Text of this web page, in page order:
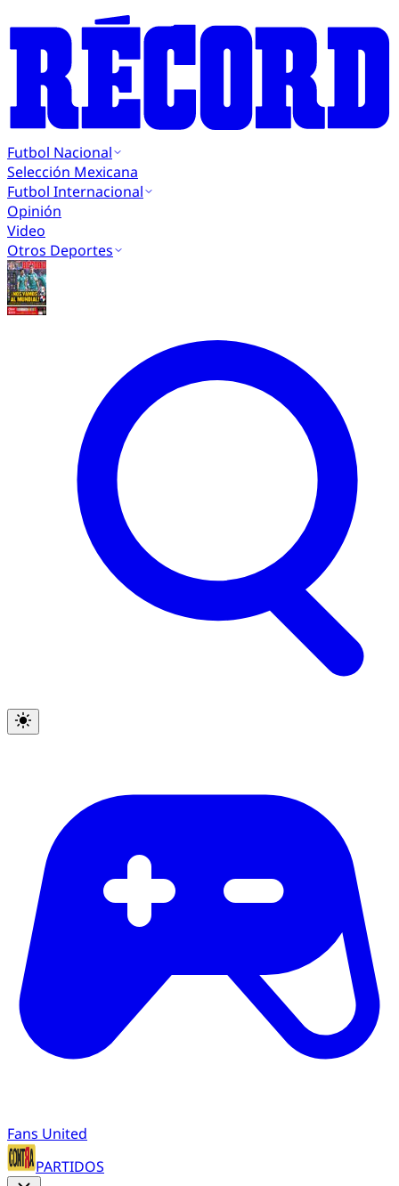
Futbol Nacional
Selección Mexicana
Futbol Internacional
Opinión
Video
Otros Deportes
Fans United
PARTIDOS